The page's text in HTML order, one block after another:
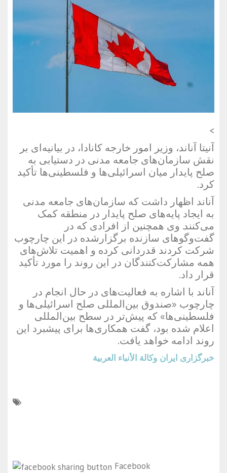
>
آنیتا آناند، وزیر امور خارجه کانادا، در بیانیه‌ای بر
نقش سازمان‌های جامعه مدنی در دستیابی به
صلح پایدار میان اسرائیلی‌ها و فلسطینی‌ها تأکید
کرد.
آناند اظهار داشت که سازمان‌های جامعه مدنی
به ایجاد پایه‌های صلح پایدار در منطقه کمک
می‌کنند. وی همچنین از افرادی که در
گفت‌وگوهای سازنده برگزارشده در این چارچوب
شرکت کردند قدردانی کرده و اهمیت تلاش‌های
همه مشارکت‌کنندگان در این روند را مورد تأکید
قرار داد.
آناند با اشاره به فعالیت‌های در حال انجام در
چارچوب «صندوق بین‌المللی صلح اسرائیلی‌ها و
فلسطینی‌ها» که پیش‌تر در سطح بین‌المللی
اعلام شده بود، گفت همکاری‌ها برای پیشبرد این
روند ادامه خواهد یافت.
خبرگزاری ایران وكالة الأنباء العربية
Facebook